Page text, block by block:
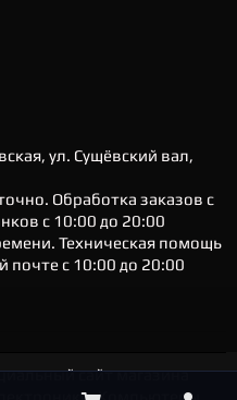
ул. Сущёвский вал,
Обработка заказов с
с 10:00 до 20:00
Техническая помощь
почте с 10:00 до 20:00
сайт магазина
Компьютеры